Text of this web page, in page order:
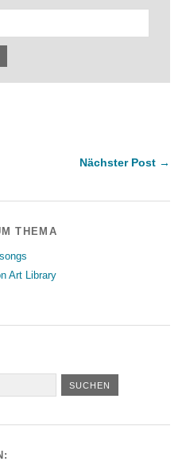
Nächster Post →
THEMA
Art Library